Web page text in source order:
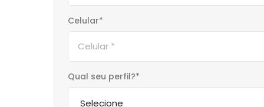
Celular*
Qual seu perfil?*